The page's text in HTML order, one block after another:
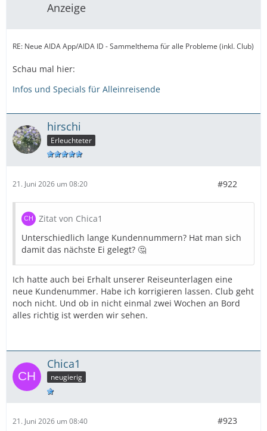
Anzeige
RE: Neue AIDA App/AIDA ID - Sammelthema für alle Probleme (inkl. Club)
Schau mal hier:
Infos und Specials für Alleinreisende
hirschi
Erleuchteter
21. Juni 2026 um 08:20 #922
Zitat von Chica1
Unterschiedlich lange Kundennummern? Hat man sich
damit das nächste Ei gelegt? 🤔
Ich hatte auch bei Erhalt unserer Reiseunterlagen eine
neue Kundenummer. Habe ich korrigieren lassen. Club geht
noch nicht. Und ob in nicht einmal zwei Wochen an Bord
alles richtig ist werden wir sehen.
Chica1
neugierig
21. Juni 2026 um 08:40 #923